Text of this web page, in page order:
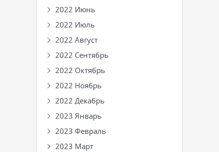
2022 Июнь
2022 Июль
2022 Август
2022 Сентябрь
2022 Октябрь
2022 Ноябрь
2022 Декабрь
2023 Январь
2023 Февраль
2023 Март